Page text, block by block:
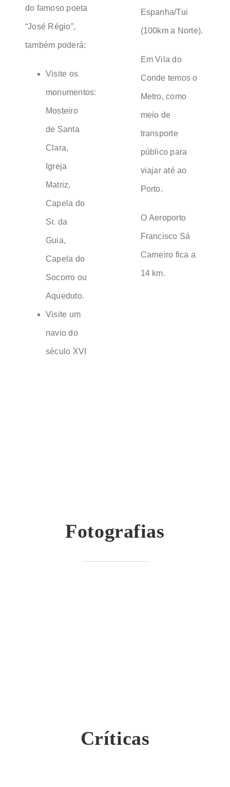
do famoso poeta
“José Régio”,
também poderá:
Visite os
monumentos:
Mosteiro
de Santa
Clara,
Igreja
Matriz,
Capela do
Sr. da
Guia,
Capela do
Socorro ou
Aqueduto.
Visite um
navio do
século XVI
Espanha/Tui
(100km a Norte).
Em Vila do
Conde temos o
Metro, como
meio de
transporte
público para
viajar até ao
Porto.
O Aeroporto
Francisco Sá
Carneiro fica a
14 km.
Fotografias
Críticas